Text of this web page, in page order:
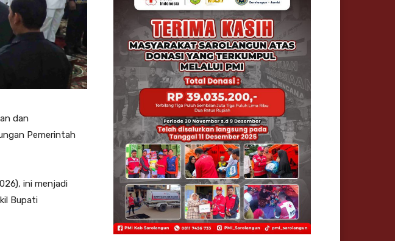
dan
Pemerintah
ini menjadi
Bupati